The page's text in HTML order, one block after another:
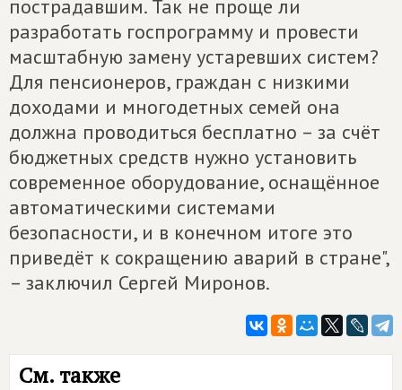
пострадавшим. Так не проще ли
разработать госпрограмму и провести
масштабную замену устаревших систем?
Для пенсионеров, граждан с низкими
доходами и многодетных семей она
должна проводиться бесплатно – за счёт
бюджетных средств нужно установить
современное оборудование, оснащённое
автоматическими системами
безопасности, и в конечном итоге это
приведёт к сокращению аварий в стране",
– заключил Сергей Миронов.
См. также